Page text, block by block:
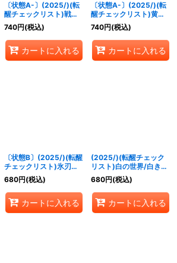
〔状態A-〕(2025/)(転
醒チェックリスト)戦国
龍ソウルドラゴンX/戦国
龍皇バーニング・ソウル
ドラゴンX【-】{BS73-
TX01a/BS73-TX01b}
《赤》
740円(税込)
カートに入れる
〔状態A-〕(2025/)(転
醒チェックリスト)黄水
晶の宝妖精シトリィー/
黄水晶の魔宝少女シトリ
ィー【-】{BS73-
043a/BS73-043b}
《黄》
740円(税込)
カートに入れる
〔状態B〕(2025/)(転醒
チェックリスト)氷刃姫
プリヘーリア/大氷斧の
姫君プリヘーリア【-】
{BS55-044}《白》
680円(税込)
カートに入れる
(2025/)(転醒チェック
リスト)白の世界/白き機
神【-】{BS73-
TCP04a/BS73-
TCP04b}《白》
680円(税込)
カートに入れる